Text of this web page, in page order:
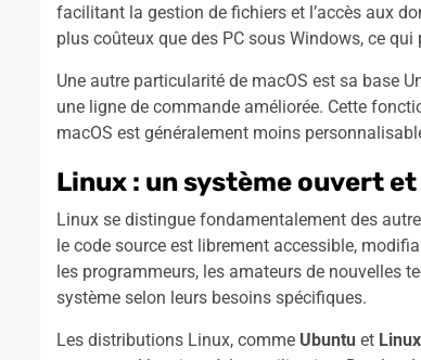
facilitant la gestion de fichiers et l’accès aux
plus coûteux que des PC sous Windows, ce
Une autre particularité de macOS est sa base
une ligne de commande améliorée. Cette
macOS est généralement moins
Linux : un système ouvert
Linux se distingue fondamentalement des
le code source est librement accessible,
les programmeurs, les amateurs de nouvelles
système selon leurs besoins spécifiques.
Les distributions Linux, comme Ubuntu et